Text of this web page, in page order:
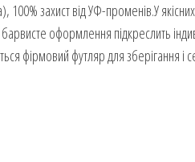
100% захист від УФ-променів.У
оформлення підкреслить
фірмовий футляр для зберігання і